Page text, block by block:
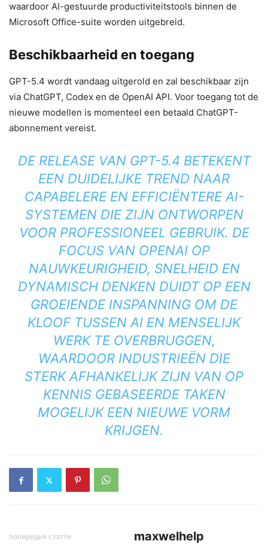
waardoor AI-gestuurde productiviteitstools binnen de
Microsoft Office-suite worden uitgebreid.
Beschikbaarheid en toegang
GPT-5.4 wordt vandaag uitgerold en zal beschikbaar zijn
via ChatGPT, Codex en de OpenAI API. Voor toegang tot de
nieuwe modellen is momenteel een betaald ChatGPT-
abonnement vereist.
DE RELEASE VAN GPT-5.4 BETEKENT
EEN DUIDELIJKE TREND NAAR
CAPABELERE EN EFFICIËNTERE AI-
SYSTEMEN DIE ZIJN ONTWORPEN
VOOR PROFESSIONEEL GEBRUIK. DE
FOCUS VAN OPENAI OP
NAUWKEURIGHEID, SNELHEID EN
DYNAMISCH DENKEN DUIDT OP EEN
GROEIENDE INSPANNING OM DE
KLOOF TUSSEN AI EN MENSELIJK
WERK TE OVERBRUGGEN,
WAARDOOR INDUSTRIEËN DIE
STERK AFHANKELIJK ZIJN VAN OP
KENNIS GEBASEERDE TAKEN
MOGELIJK EEN NIEUWE VORM
KRIJGEN.
попередня стаття maxwelhelp